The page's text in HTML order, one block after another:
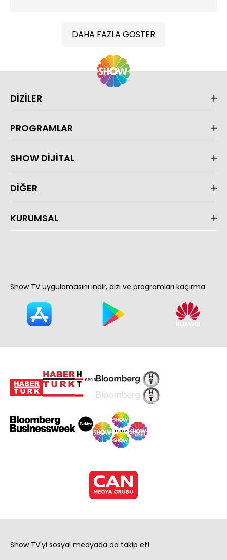
DAHA FAZLA GÖSTER
DİZİLER
PROGRAMLAR
SHOW DİJİTAL
DİĞER
KURUMSAL
Show TV uygulamasını indir, dizi ve programları kaçırma
Show TV'yi sosyal medyada da takip et!